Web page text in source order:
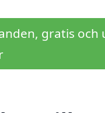
gratis och